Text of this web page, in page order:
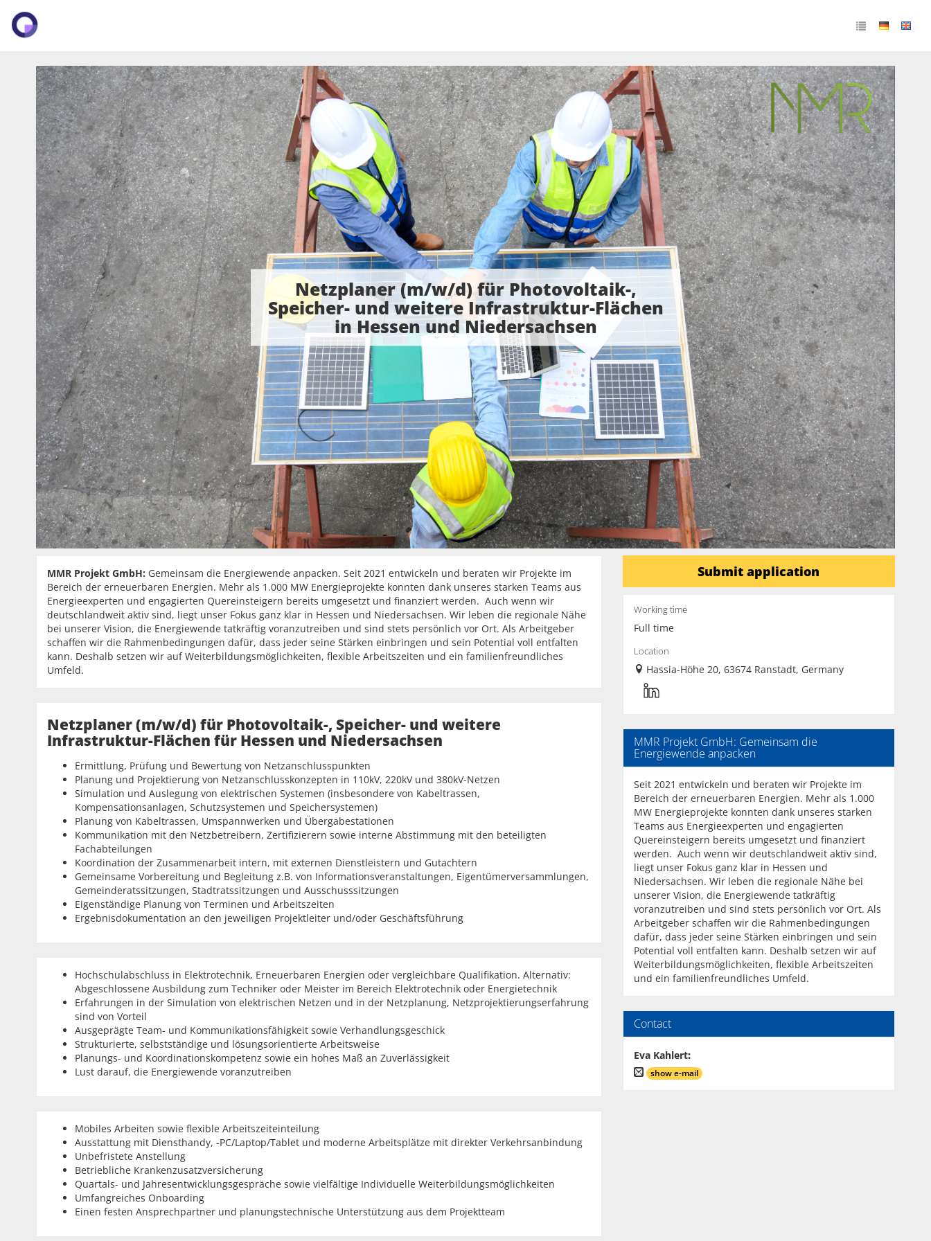
Netzplaner (m/w/d) für Photovoltaik-,
Speicher- und weitere Infrastruktur-Flächen
in Hessen und Niedersachsen
MMR Projekt GmbH: Gemeinsam die Energiewende anpacken. Seit 2021 entwickeln und beraten wir Projekte im
Bereich der erneuerbaren Energien. Mehr als 1.000 MW Energieprojekte konnten dank unseres starken Teams aus
Energieexperten und engagierten Quereinsteigern bereits umgesetzt und finanziert werden. Auch wenn wir
deutschlandweit aktiv sind, liegt unser Fokus ganz klar in Hessen und Niedersachsen. Wir leben die regionale Nähe
bei unserer Vision, die Energiewende tatkräftig voranzutreiben und sind stets persönlich vor Ort. Als Arbeitgeber
schaffen wir die Rahmenbedingungen dafür, dass jeder seine Stärken einbringen und sein Potential voll entfalten
kann. Deshalb setzen wir auf Weiterbildungsmöglichkeiten, flexible Arbeitszeiten und ein familienfreundliches
Umfeld.
Netzplaner (m/w/d) für Photovoltaik-, Speicher- und weitere
Infrastruktur-Flächen für Hessen und Niedersachsen
Ermittlung, Prüfung und Bewertung von Netzanschlusspunkten
Planung und Projektierung von Netzanschlusskonzepten in 110kV, 220kV und 380kV-Netzen
Simulation und Auslegung von elektrischen Systemen (insbesondere von Kabeltrassen,
Kompensationsanlagen, Schutzsystemen und Speichersystemen)
Planung von Kabeltrassen, Umspannwerken und Übergabestationen
Kommunikation mit den Netzbetreibern, Zertifizierern sowie interne Abstimmung mit den beteiligten
Fachabteilungen
Koordination der Zusammenarbeit intern, mit externen Dienstleistern und Gutachtern
Gemeinsame Vorbereitung und Begleitung z.B. von Informationsveranstaltungen, Eigentümerversammlungen,
Gemeinderatssitzungen, Stadtratssitzungen und Ausschusssitzungen
Eigenständige Planung von Terminen und Arbeitszeiten
Ergebnisdokumentation an den jeweiligen Projektleiter und/oder Geschäftsführung
Hochschulabschluss in Elektrotechnik, Erneuerbaren Energien oder vergleichbare Qualifikation. Alternativ:
Abgeschlossene Ausbildung zum Techniker oder Meister im Bereich Elektrotechnik oder Energietechnik
Erfahrungen in der Simulation von elektrischen Netzen und in der Netzplanung, Netzprojektierungserfahrung
sind von Vorteil
Ausgeprägte Team- und Kommunikationsfähigkeit sowie Verhandlungsgeschick
Strukturierte, selbstständige und lösungsorientierte Arbeitsweise
Planungs- und Koordinationskompetenz sowie ein hohes Maß an Zuverlässigkeit
Lust darauf, die Energiewende voranzutreiben
Mobiles Arbeiten sowie flexible Arbeitszeiteinteilung
Ausstattung mit Diensthandy, -PC/Laptop/Tablet und moderne Arbeitsplätze mit direkter Verkehrsanbindung
Unbefristete Anstellung
Betriebliche Krankenzusatzversicherung
Quartals- und Jahresentwicklungsgespräche sowie vielfältige Individuelle Weiterbildungsmöglichkeiten
Umfangreiches Onboarding
Einen festen Ansprechpartner und planungstechnische Unterstützung aus dem Projektteam
Submit application
Working time
Full time
Location
Hassia-Höhe 20, 63674 Ranstadt, Germany
MMR Projekt GmbH: Gemeinsam die
Energiewende anpacken
Seit 2021 entwickeln und beraten wir Projekte im
Bereich der erneuerbaren Energien. Mehr als 1.000
MW Energieprojekte konnten dank unseres starken
Teams aus Energieexperten und engagierten
Quereinsteigern bereits umgesetzt und finanziert
werden. Auch wenn wir deutschlandweit aktiv sind,
liegt unser Fokus ganz klar in Hessen und
Niedersachsen. Wir leben die regionale Nähe bei
unserer Vision, die Energiewende tatkräftig
voranzutreiben und sind stets persönlich vor Ort. Als
Arbeitgeber schaffen wir die Rahmenbedingungen
dafür, dass jeder seine Stärken einbringen und sein
Potential voll entfalten kann. Deshalb setzen wir auf
Weiterbildungsmöglichkeiten, flexible Arbeitszeiten
und ein familienfreundliches Umfeld.
Contact
Eva Kahlert:
show e-mail